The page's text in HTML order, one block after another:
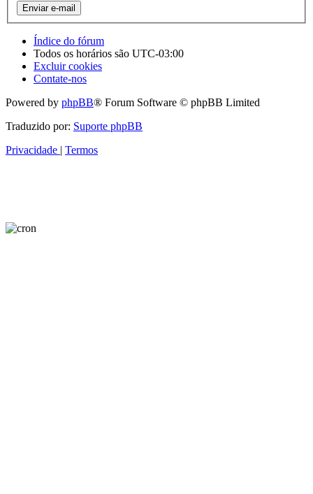
Índice do fórum
Todos os horários são UTC-03:00
Excluir cookies
Contate-nos
Powered by phpBB® Forum Software © phpBB Limited
Traduzido por: Suporte phpBB
Privacidade
Termos